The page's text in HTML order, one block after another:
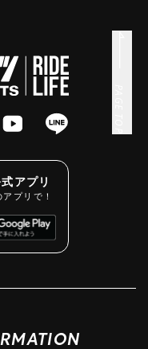
アプリ
プリで！